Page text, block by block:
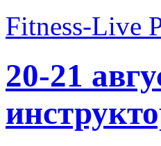
Fitness-Live
20-21